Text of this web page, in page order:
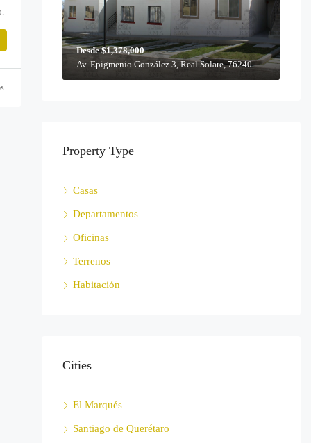
Desde $1,378,000
Av. Epigmenio González 3, Real Solare, 76240 Querétaro, Qro.
Property Type
Casas
Departamentos
Oficinas
Terrenos
Habitación
Cities
El Marqués
Santiago de Querétaro